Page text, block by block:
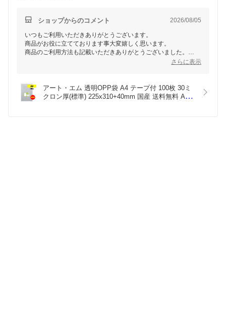
ショップからのコメント 2026/08/05
いつもご利用いただきありがとうございます。
商品がお役に立てております事大変嬉しく思います。
商品のご利用方法も記載いただきありがとうございました。
さらに表示
アート・エム 透明OPP袋 A4 テープ付 100枚 30ミ
クロン厚(標準) 225x310+40mm 国産 送料無料 A4用